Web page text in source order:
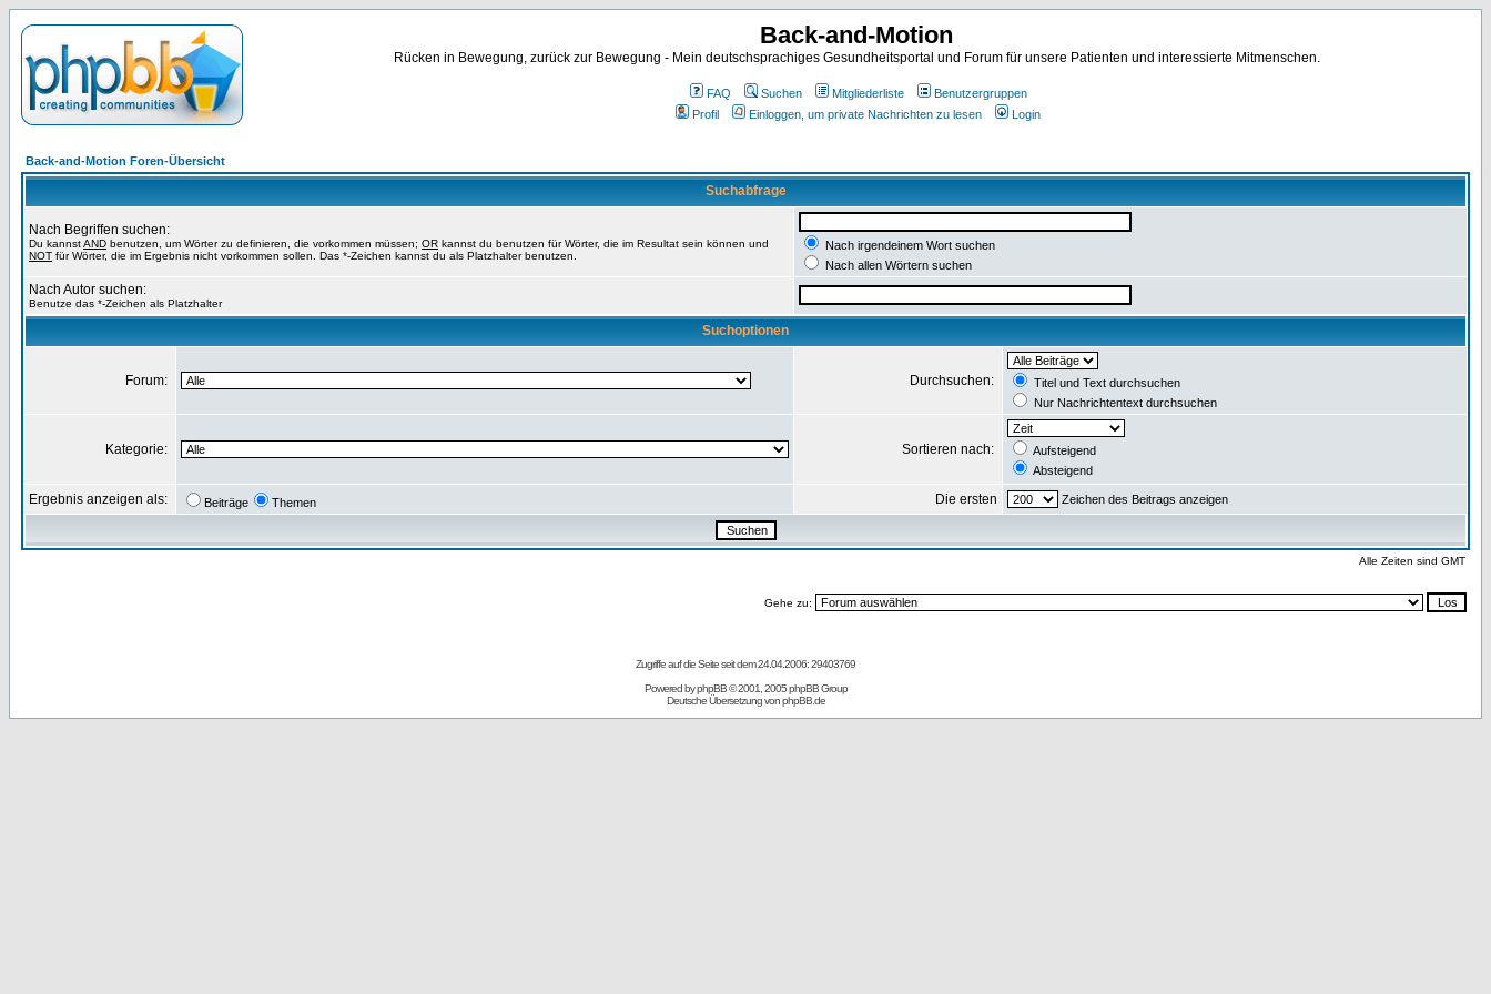
Back-and-Motion
Rücken in Bewegung, zurück zur Bewegung - Mein deutschsprachiges Gesundheitsportal und Forum für unsere Patienten und interessierte Mitmenschen.
FAQ Suchen Mitgliederliste
Benutzergruppen
Profil
Einloggen, um private Nachrichten zu lesen Login
Back-and-Motion Foren-Übersicht
Suchabfrage
Nach Begriffen suchen:
Du kannstAND benutzen, um Wörter zu definieren, die vorkommen müssen; OR kannst du benutzen für Wörter, die im Resultat sein können und
NOT für Wörter, die im Ergebnis nicht vorkommen sollen. Das *-Zeichen kannst du als Platzhalter benutzen.
Nach irgendeinem Wort suchen
Nach allen Wörtern suchen
Nach Autor suchen:
Benutze das *-Zeichen als Platzhalter
Suchoptionen
Forum: Durchsuchen:
Titel und Text durchsuchen
Nur Nachrichtentext durchsuchen
Kategorie: Sortieren nach:
Aufsteigend
Absteigend
Ergebnis anzeigen als: Beiträge Themen Die ersten Zeichen des Beitrags anzeigen
Alle Zeiten sind GMT
Gehe zu:
Zugriffe auf die Seite seit dem 24.04.2006: 29403769
Powered byphpBB© 2001, 2005 phpBB Group
Deutsche Übersetzung vonphpBB.de